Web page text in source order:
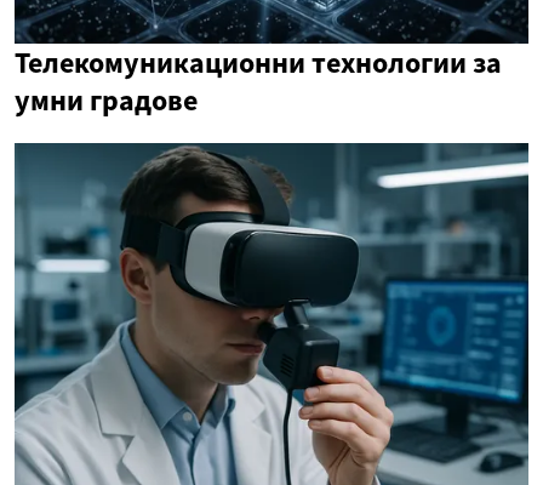
Телекомуникационни технологии за
умни градове